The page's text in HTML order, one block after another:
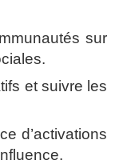
sur
et suivre les
d’activations